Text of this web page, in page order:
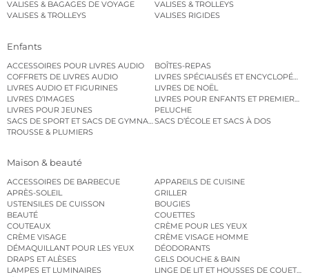
VALISES & BAGAGES DE VOYAGE
VALISES & TROLLEYS
VALISES & TROLLEYS
VALISES RIGIDES
Enfants
ACCESSOIRES POUR LIVRES AUDIO
BOÎTES-REPAS
COFFRETS DE LIVRES AUDIO
LIVRES SPÉCIALISÉS ET
LIVRES AUDIO ET FIGURINES
LIVRES DE NOËL
LIVRES D’IMAGES
LIVRES POUR ENFANTS ET PREMIERS
LIVRES POUR JEUNES
PELUCHE
SACS DE SPORT ET SACS DE GYMNASTIQUESACS D’ÉCOLE ET SACS À DOS
TROUSSE & PLUMIERS
Maison & beauté
ACCESSOIRES DE BARBECUE
APPAREILS DE CUISINE
APRÈS-SOLEIL
GRILLER
USTENSILES DE CUISSON
BOUGIES
BEAUTÉ
COUETTES
COUTEAUX
CRÈME POUR LES YEUX
CRÈME VISAGE
CRÈME VISAGE HOMME
DÉMAQUILLANT POUR LES YEUX
DÉODORANTS
DRAPS ET ALÈSES
GELS DOUCHE & BAIN
LAMPES ET LUMINAIRES
LINGE DE LIT ET HOUSSES DE COUETTE